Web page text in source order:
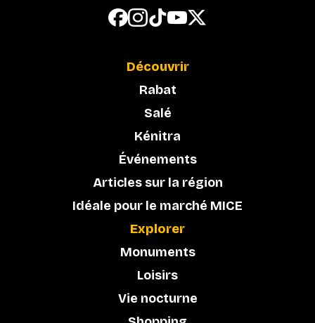
Découvrir
Rabat
Salé
Kénitra
Événements
Articles sur la région
Idéale pour le marché MICE
Explorer
Monuments
Loisirs
Vie nocturne